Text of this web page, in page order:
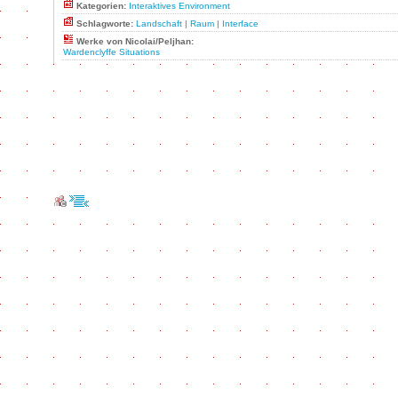
Kategorien: Interaktives Environment
Schlagworte: Landschaft | Raum | Interface
Werke von Nicolai/Peljhan:
Wardenclyffe Situations